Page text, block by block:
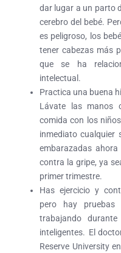
dar lugar a un parto
cerebro del bebé.
es peligroso, los
tener cabezas más
que se ha
intelectual.
Practica una buena
Lávate las manos
comida con los
inmediato cualquier
embarazadas
contra la gripe, ya
primer trimestre.
Has ejercicio y
pero hay
trabajando
inteligentes. El
Reserve University